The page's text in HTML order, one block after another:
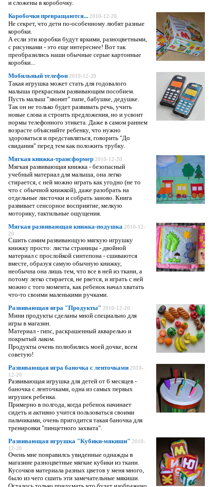
и сложены в коробочку.
Коробочки превращаются... 2010-12-20
Не секрет, что дети по-особенному любят разные
коробки.
А если эти коробки будут яркими, разноцветными,
с рисунками - это еще интереснее! Вот так
преобразились наши обычные серые картонные
коробки...
Мобильный телефон 2010-12-20
Такая игрушка может стать для годовалого
малыша прекрасным развивающим пособием.
Пусть малыш "звонит" папе, бабушке, дедушке.
Так он не только будет развивать речь, учить
новые слова и строить предложения, но и усвоит
нормы телефонного этикета. Даже в самом раннем
возрасте объясняйте ребенку, что нужно
здороваться и представляться, говорить "До
свидания" перед тем как положить трубку.
Мягкая книжка-трансформер 2010-12-20
Мягкая развивающая книжка - безопасный
учебный материал для малыша, она легко
стирается, с ней можно играть как угодно (не то
что с обычной книжкой), даже разобрать на
отдельные листочки и собрать заново. Книга
развивает сенсорное восприятие, мелкую
моторику, тактильные ощущения.
Мягкая развивающая книжка-подушка 2010-12-
20
Сшить самим развивающую мягкую игрушку
книжку просто: листы страницы - двойной
материал с прослойкой синтепона - сшиваются
вместе, образуя самую обычную книжку,
необычна она лишь тем, что все в ней из ткани, а
потому легко стирается, не рвется, и играть с ней
можно с того момента, как ребенок начал хватать
что-то своими маленькими ручками.
Развивающая игра "Продукты" 2010-12-20
Мини продукты сделаны мной специально для
игры в магазин.
Материал - гипс, раскрашенный акварелью и
покрытый лаком.
Продукты очень полюбились моей дочке, всем
советую!
Развивающая игра баночка с ленточками 2010-
12-20
Развивающая игрушка для детей от 6 месяцев -
баночка с ленточками, одна из самых первых
игрушек ребенка.
Примерно в полгода, когда ребенок начинает
сидеть и активно учится пользоваться своими
пальчиками, очень пригодится такая баночка для
тренировки "пинцетного захвата".
Развивающая игрушка "Кубики-мякиши" 2010-
12-20
Очень мне понравилсь увиденные однажды в
магазине разноцветные мягкие кубики из ткани.
Кусочков материала разных цветов у меня много,
было из чего сшить эти замечательные мякиши.